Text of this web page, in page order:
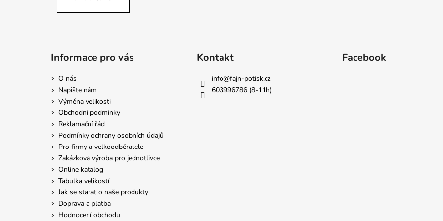
Informace pro vás
O nás
Napište nám
Výměna velikosti
Obchodní podmínky
Reklamační řád
Podmínky ochrany osobních údajů
Pro firmy a velkoodběratele
Zakázková výroba pro jednotlivce
Online katalog
Tabulka velikostí
Jak se starat o naše produkty
Doprava a platba
Hodnocení obchodu
Kontakt
info@fajn-potisk.cz
603996786 (8-11h)
Facebook